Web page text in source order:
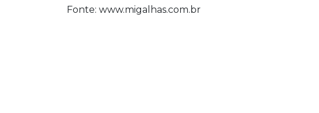
Fonte: www.migalhas.com.br